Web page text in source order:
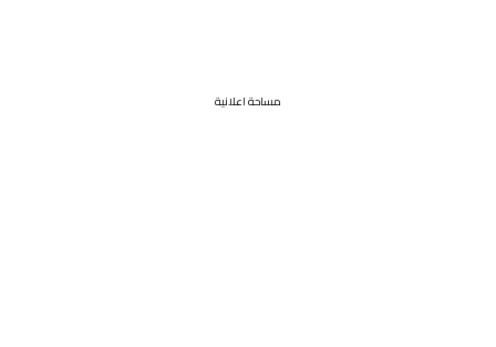
مساحة اعلانية